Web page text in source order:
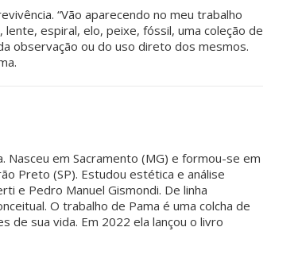
“Vão aparecendo no meu trabalho
espiral, elo, peixe, fóssil, uma coleção de
observação ou do uso direto dos mesmos.
Nasceu em Sacramento (MG) e formou-se em
Preto (SP). Estudou estética e análise
e Pedro Manuel Gismondi. De linha
O trabalho de Pama é uma colcha de
de sua vida. Em 2022 ela lançou o livro